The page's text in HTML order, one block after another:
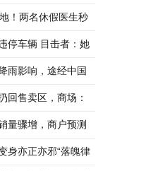
！两名休假医生秒
停车辆 目击者：她
雨影响，途经中国
车停运或晚点运行
回售卖区，商场：
量骤增，商户预测
身亦正亦邪“落魄律